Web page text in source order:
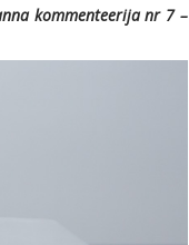
kommenteerija nr 7 –